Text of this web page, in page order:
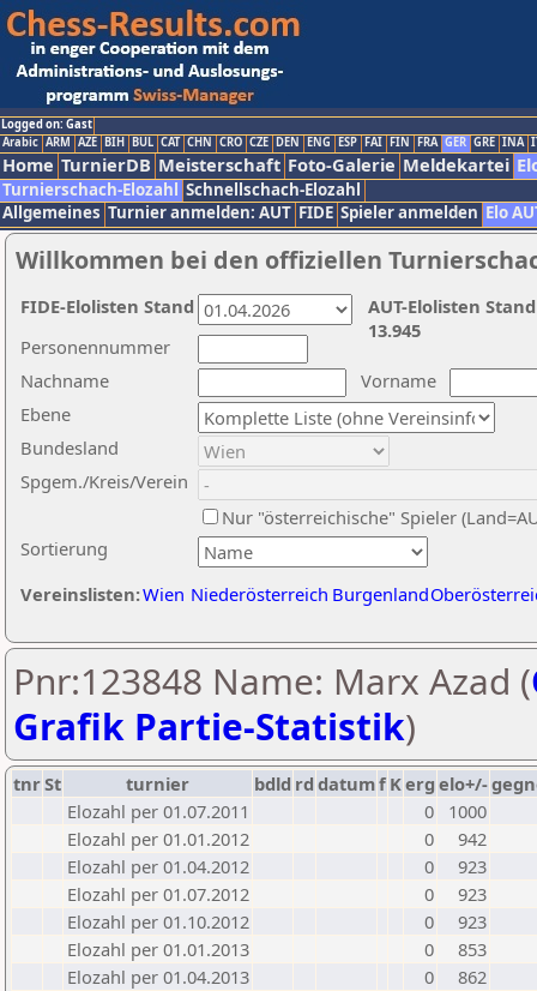
Logged on: Gast
Arabic ARM AZE BIH BUL CAT CHN CRO CZE DEN ENG ESP FAI FIN FRA GER GRE INA
Home TurnierDB Meisterschaft Foto-Galerie Meldekartei
Turnierschach-Elozahl Schnellschach-Elozahl
Allgemeines Turnier anmelden: AUT FIDE Spieler anmelden Elo
Willkommen bei den offiziellen
Nachname
Vorname
Ebene
Sortierung
Personennummer
Bundesland
Spgem./Kreis/Verein
Nur "österreichische" Spieler
Vereinslisten:Wien Niederösterreich Burgenland
AUT-Elolisten
13.945
FIDE-Elolisten Stand
Pnr:123848 Name: Marx Azad (
Grafik Partie-Statistik)
tnrSt turnier bdld rd datumf Kerg elo+/-
Elozahl per 01.07.2011
0
1000
Elozahl per 01.01.2012
0
942
Elozahl per 01.04.2012
0
923
Elozahl per 01.07.2012
0
923
Elozahl per 01.10.2012
0
923
Elozahl per 01.01.2013
0
853
Elozahl per 01.04.2013
0
862